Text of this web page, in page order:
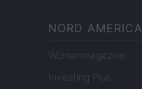
NORD AMERICA
Womanmagazine
Investing Plus